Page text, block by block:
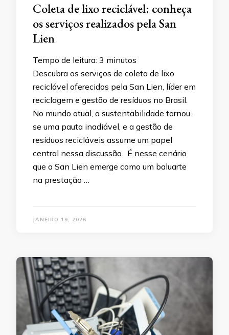
Coleta de lixo reciclável: conheça
os serviços realizados pela San
Lien
Tempo de leitura: 3 minutos
Descubra os serviços de coleta de lixo
reciclável oferecidos pela San Lien, líder em
reciclagem e gestão de resíduos no Brasil.
No mundo atual, a sustentabilidade tornou-
se uma pauta inadiável, e a gestão de
resíduos recicláveis assume um papel
central nessa discussão. É nesse cenário
que a San Lien emerge como um baluarte
na prestação …
JANEIRO 19, 2026